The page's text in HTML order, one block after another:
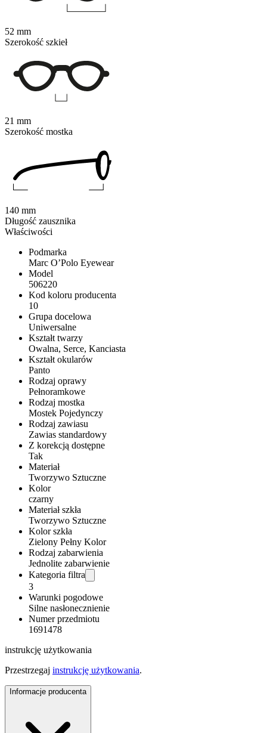
Właściwości
Podmarka
Marc O’Polo Eyewear
Model
506220
Kod koloru producenta
10
Grupa docelowa
Uniwersalne
Kształt twarzy
Owalna, Serce, Kanciasta
Kształt okularów
Panto
Rodzaj oprawy
Pełnoramkowe
Rodzaj mostka
Mostek Pojedynczy
Rodzaj zawiasu
Zawias standardowy
Z korekcją dostępne
Tak
Materiał
Tworzywo Sztuczne
Kolor
czarny
Materiał szkła
Tworzywo Sztuczne
Kolor szkła
Zielony Pełny Kolor
Rodzaj zabarwienia
Jednolite zabarwienie
Kategoria filtra
3
Warunki pogodowe
Silne nasłonecznienie
Numer przedmiotu
1691478
instrukcję użytkowania
Przestrzegaj instrukcję użytkowania.
Informacje producenta
52 mm
Szerokość szkieł
21 mm
Szerokość mostka
140 mm
Długość zausznika